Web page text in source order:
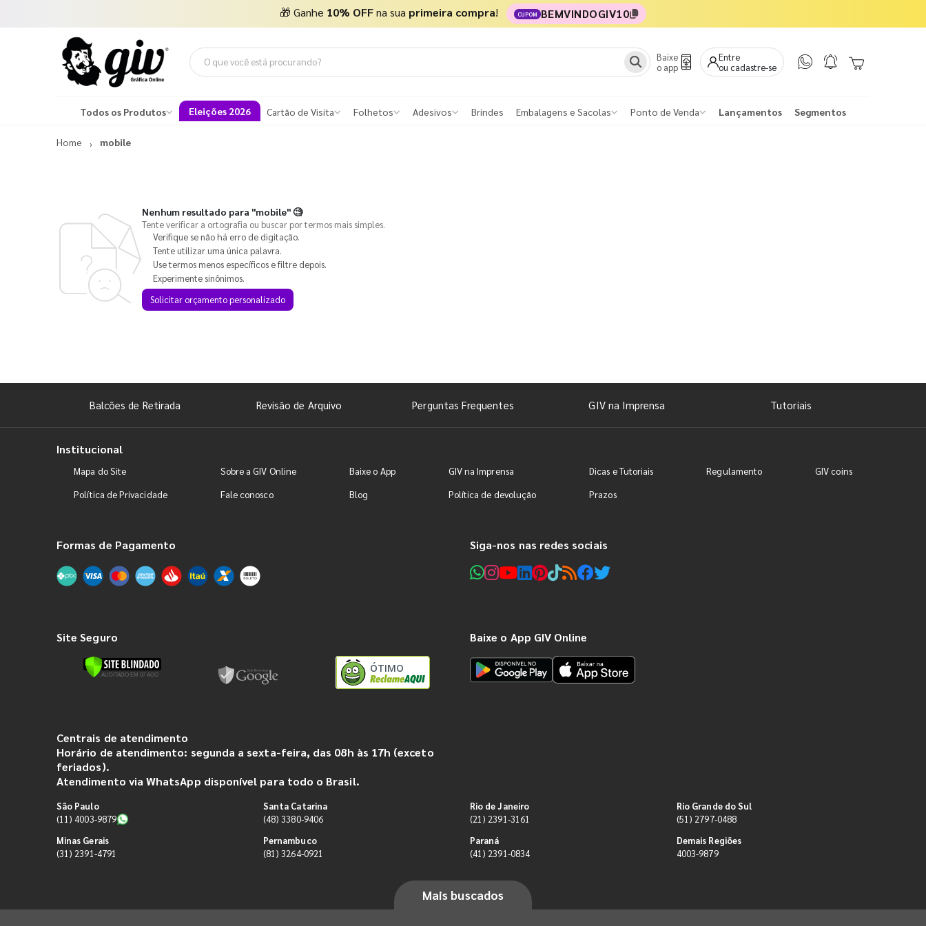
🎁 Ganhe 10% OFFna sua primeira compra! CUPOM BEMVINDOGIV10
Baixe
o app
Entre
ou cadastre-se
Todos os Produtos Eleições 2026 Cartão de Visita Folhetos Adesivos Brindes Embalagens e Sacolas Ponto de Venda Lançamentos Segmentos
Home mobile
Nenhum resultado para "mobile"🧐
Tente verificar a ortografia ou buscar por termos mais simples.
Verifique se não há erro de digitação.
Tente utilizar uma única palavra.
Use termos menos específicos e filtre depois.
Experimente sinônimos.
Solicitar orçamento personalizado
Balcões de Retirada Revisão de Arquivo Perguntas Frequentes GIV na Imprensa Tutoriais
Institucional
Mapa do Site Sobre a GIV Online Baixe o App GIV na Imprensa Dicas e Tutoriais Regulamento
GIV coins
Política de Privacidade
Fale conosco Blog Política de devolução Prazos
Formas de Pagamento Siga-nos nas redes sociais
Site Seguro
ÓTIMO
Baixe o App GIV Online
Centrais de atendimento
Horário de atendimento: segunda a sexta-feira, das 08h às 17h (exceto
feriados).
Atendimento via WhatsApp disponível para todo o Brasil.
São Paulo
(11) 4003-9879
Minas Gerais
(31) 2391-4791
Santa Catarina
(48) 3380-9406
Pernambuco
(81) 3264-0921
Rio de Janeiro
(21) 2391-3161
Paraná
(41) 2391-0834
Rio Grande do Sul
(51) 2797-0488
Demais Regiões
4003-9879
Mais buscados